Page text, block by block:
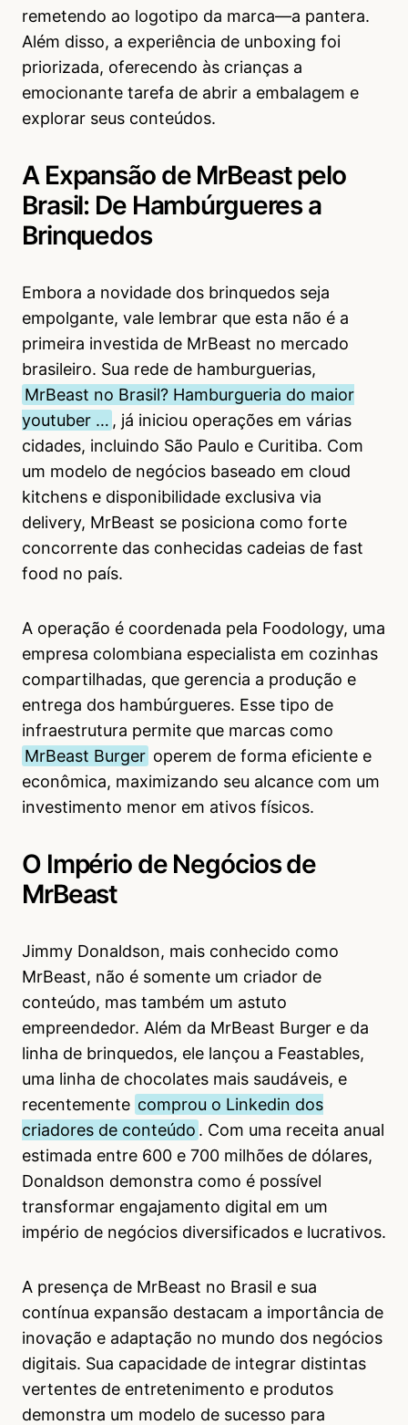
remetendo ao logotipo da marca—a pantera.
Além disso, a experiência de unboxing foi
priorizada, oferecendo às crianças a
emocionante tarefa de abrir a embalagem e
explorar seus conteúdos.
A Expansão de MrBeast pelo
Brasil: De Hambúrgueres a
Brinquedos
Embora a novidade dos brinquedos seja
empolgante, vale lembrar que esta não é a
primeira investida de MrBeast no mercado
brasileiro. Sua rede de hamburguerias,
MrBeast no Brasil? Hamburgueria do maior
youtuber … , já iniciou operações em várias
cidades, incluindo São Paulo e Curitiba. Com
um modelo de negócios baseado em cloud
kitchens e disponibilidade exclusiva via
delivery, MrBeast se posiciona como forte
concorrente das conhecidas cadeias de fast
food no país.
A operação é coordenada pela Foodology, uma
empresa colombiana especialista em cozinhas
compartilhadas, que gerencia a produção e
entrega dos hambúrgueres. Esse tipo de
infraestrutura permite que marcas como
MrBeast Burger operem de forma eficiente e
econômica, maximizando seu alcance com um
investimento menor em ativos físicos.
O Império de Negócios de
MrBeast
Jimmy Donaldson, mais conhecido como
MrBeast, não é somente um criador de
conteúdo, mas também um astuto
empreendedor. Além da MrBeast Burger e da
linha de brinquedos, ele lançou a Feastables,
uma linha de chocolates mais saudáveis, e
recentemente comprou o Linkedin dos
criadores de conteúdo . Com uma receita anual
estimada entre 600 e 700 milhões de dólares,
Donaldson demonstra como é possível
transformar engajamento digital em um
império de negócios diversificados e lucrativos.
A presença de MrBeast no Brasil e sua
contínua expansão destacam a importância de
inovação e adaptação no mundo dos negócios
digitais. Sua capacidade de integrar distintas
vertentes de entretenimento e produtos
demonstra um modelo de sucesso para